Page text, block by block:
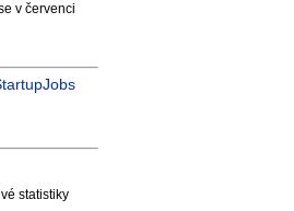
v červenci
statistiky